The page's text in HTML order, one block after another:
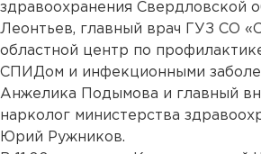
здравоохранения Свердловской
Леонтьев, главный врач ГУЗ СО
областной центр по
СПИДом и инфекционными
Анжелика Подымова и главный
нарколог министерства
Юрий Ружников.